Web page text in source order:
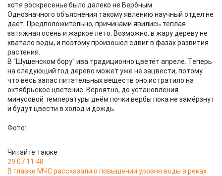
хотя воскресенье было далеко не Вербным.
Однозначного объяснения такому явлению научный отдел не
даёт. Предположительно, причинами явились тёплая
затяжная осень и жаркое лето. Возможно, в жару дереву не
хватало воды, и поэтому произошёл сдвиг в фазах развития
растения.
В "Шушенском бору" ива традиционно цветёт апреле. Теперь
на следующий год дерево может уже не зацвести, потому
что весь запас питательных веществ оно истратило на
октябрьское цветение. Вероятно, до установления
минусовой температуры днём почки вербы пока не замёрзнут
и будут цвести в холод и дождь.
Фото:
Читайте также
29.07 11:48
В главке МЧС рассказали о повышении уровня воды в реках